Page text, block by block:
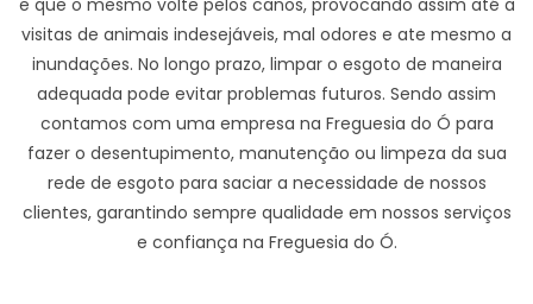
e que o mesmo volte pelos canos, provocando assim até a
visitas de animais indesejáveis, mal odores e ate mesmo a
inundações. No longo prazo, limpar o esgoto de maneira
adequada pode evitar problemas futuros. Sendo assim
contamos com uma empresa na Freguesia do Ó para
fazer o desentupimento, manutenção ou limpeza da sua
rede de esgoto para saciar a necessidade de nossos
clientes, garantindo sempre qualidade em nossos serviços
e confiança na Freguesia do Ó.